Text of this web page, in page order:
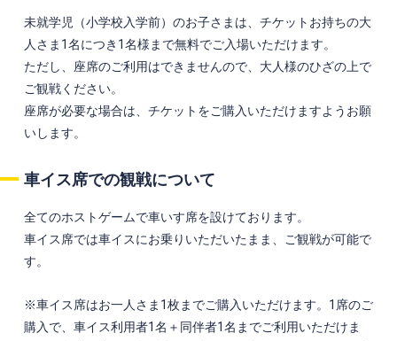
未就学児（小学校入学前）のお子さまは、チケットお持ちの大
人さま1名につき1名様まで無料でご入場いただけます。
ただし、座席のご利用はできませんので、大人様のひざの上で
ご観戦ください。
座席が必要な場合は、チケットをご購入いただけますようお願
いします。
車イス席での観戦について
全てのホストゲームで車いす席を設けております。
車イス席では車イスにお乗りいただいたまま、ご観戦が可能で
す。
※車イス席はお一人さま1枚までご購入いただけます。1席のご
購入で、車イス利用者1名＋同伴者1名までご利用いただけま